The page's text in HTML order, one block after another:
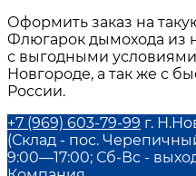
Оформить заказ на
Флюгарок дымохода из
с выгодными
Новгороде, а так же с
России.
+7 (969) 603-79-99 г.
(Склад - пос.
9:00—17:00; Сб-Вс -